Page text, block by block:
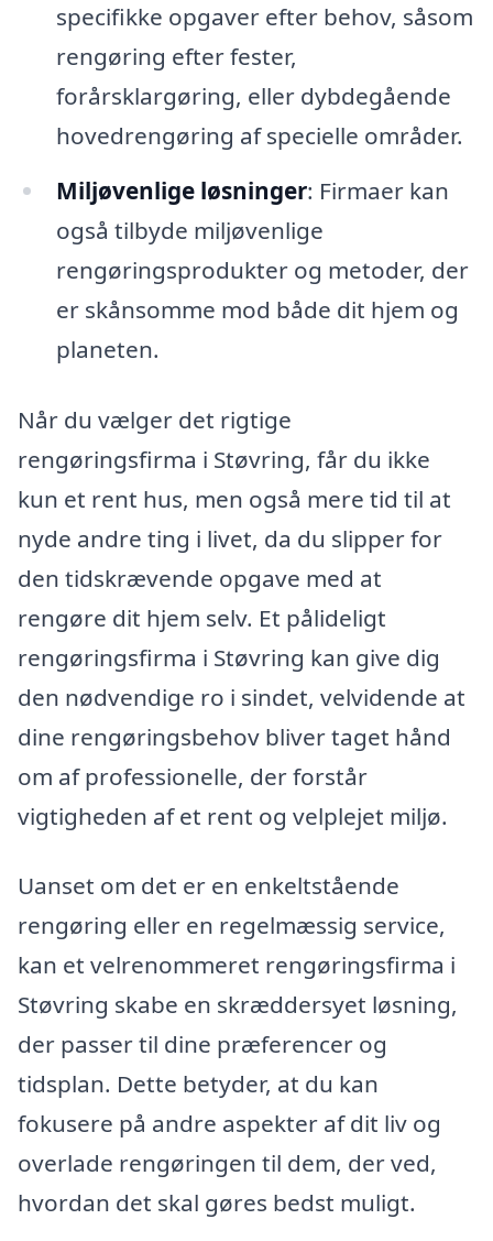
specifikke opgaver efter behov, såsom
rengøring efter fester,
forårsklargøring, eller dybdegående
hovedrengøring af specielle områder.
Miljøvenlige løsninger: Firmaer kan
også tilbyde miljøvenlige
rengøringsprodukter og metoder, der
er skånsomme mod både dit hjem og
planeten.
Når du vælger det rigtige
rengøringsfirma i Støvring, får du ikke
kun et rent hus, men også mere tid til at
nyde andre ting i livet, da du slipper for
den tidskrævende opgave med at
rengøre dit hjem selv. Et pålideligt
rengøringsfirma i Støvring kan give dig
den nødvendige ro i sindet, velvidende at
dine rengøringsbehov bliver taget hånd
om af professionelle, der forstår
vigtigheden af et rent og velplejet miljø.
Uanset om det er en enkeltstående
rengøring eller en regelmæssig service,
kan et velrenommeret rengøringsfirma i
Støvring skabe en skræddersyet løsning,
der passer til dine præferencer og
tidsplan. Dette betyder, at du kan
fokusere på andre aspekter af dit liv og
overlade rengøringen til dem, der ved,
hvordan det skal gøres bedst muligt.